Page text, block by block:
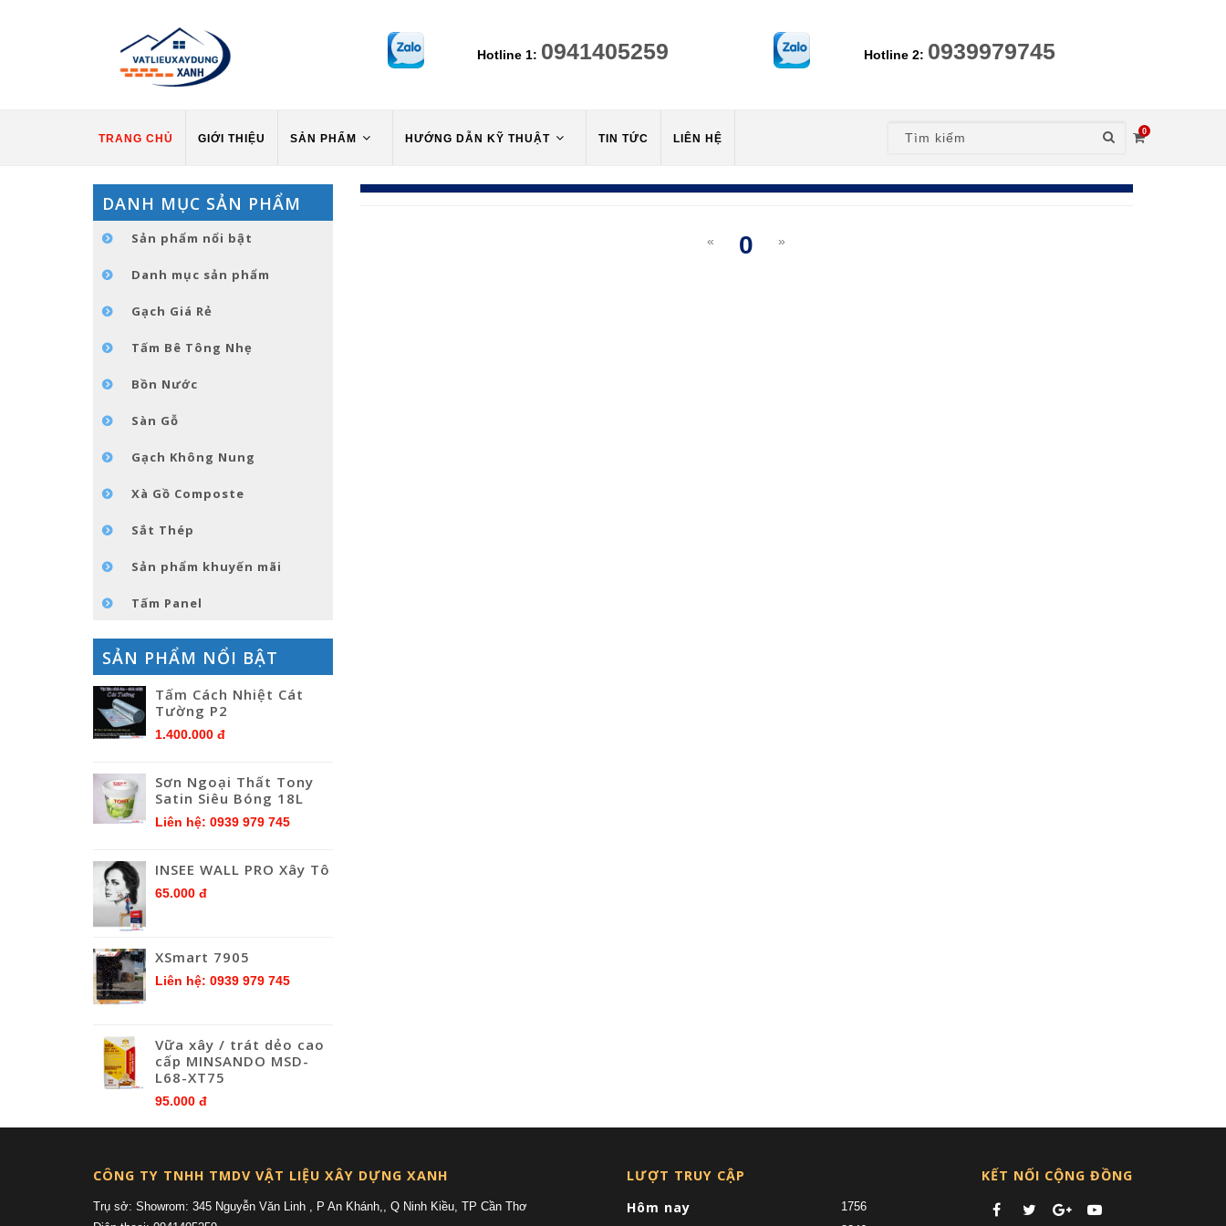
Hotline 1: 0941405259 Hotline 2: 0939979745
TRANG CHỦ GIỚI THIỆU SẢN PHẨM HƯỚNG DẪN KỸ THUẬT TIN TỨC LIÊN HỆ
0
DANH MỤC SẢN PHẨM
Sản phẩm nổi bật
Danh mục sản phẩm
Gạch Giá Rẻ
Tấm Bê Tông Nhẹ
Bồn Nước
Sàn Gỗ
Gạch Không Nung
Xà Gồ Composte
Sắt Thép
Sản phẩm khuyến mãi
Tấm Panel
SẢN PHẨM NỔI BẬT
Tấm Cách Nhiệt Cát
Tường P2
1.400.000 đ
Sơn Ngoại Thất Tony
Satin Siêu Bóng 18L
Liên hệ: 0939 979 745
INSEE WALL PRO Xây Tô
65.000 đ
XSmart 7905
Liên hệ: 0939 979 745
Vữa xây / trát dẻo cao
cấp MINSANDO MSD-
L68-XT75
95.000 đ
«
0
»
CÔNG TY TNHH TMDV VẬT LIỆU XÂY DỰNG XANH
Trụ sở: Showrom: 345 Nguyễn Văn Linh , P An Khánh,, Q Ninh Kiều, TP Cần Thơ
LƯỢT TRUY CẬP
Hôm nay
1756
KẾT NỐI CỘNG ĐỒNG